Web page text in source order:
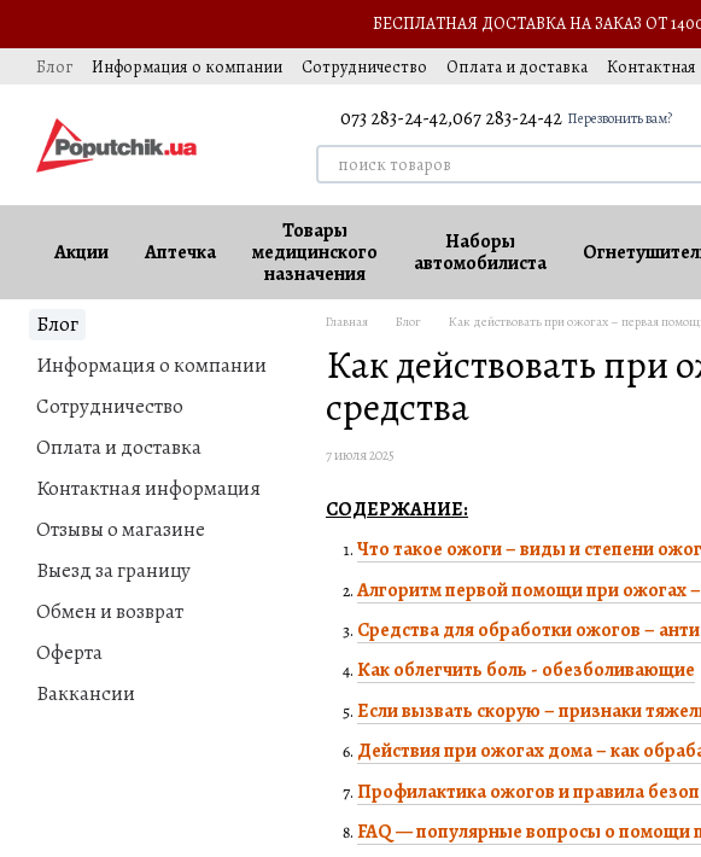
БЕСПЛАТНАЯ ДОСТАВКА НА ЗАКАЗ ОТ
Блог
Информация о компании Сотрудничество Оплата и доставка
073 283-24-42,067 283-24-42 Перезвонить вам?
Акции Аптечка
Товары
медицинского
назначения
Наборы
автомобилиста
Главная Блог Как действовать при ожогах – первая
Как действовать при
средства
7 июля 2025
СОДЕРЖАНИЕ:
Что такое ожоги – виды и степени
Алгоритм первой помощи при ожогах
Средства для обработки ожогов –
Как облегчить боль - обезболивающие
Если вызвать скорую – признаки
Действия при ожогах дома – как
Профилактика ожогов и правила
FAQ — популярные вопросы о помощи
Блог
Информация о компании
Сотрудничество
Оплата и доставка
Контактная информация
Отзывы о магазине
Выезд за границу
Обмен и возврат
Оферта
Ваккансии